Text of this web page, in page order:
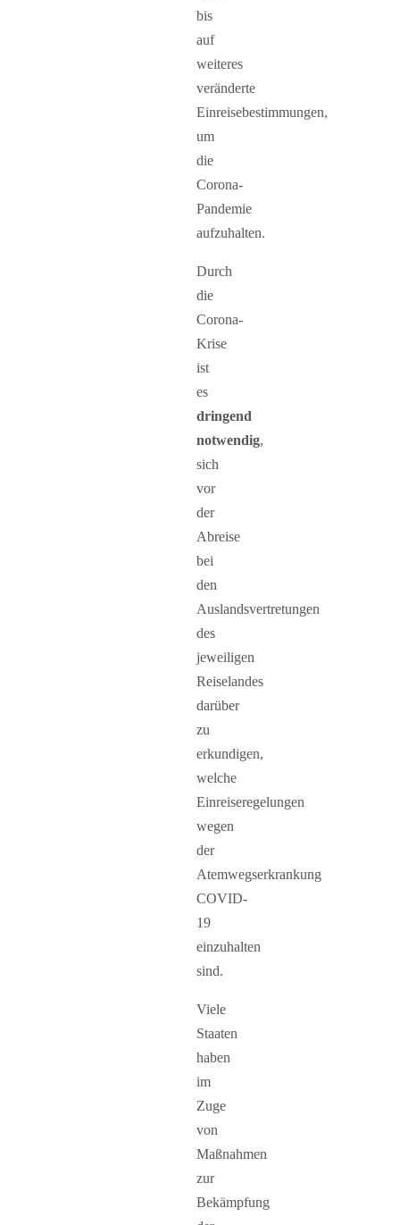
bis
auf
weiteres
veränderte
Einreisebestimmungen,
um
die
Corona-
Pandemie
aufzuhalten.
Durch
die
Corona-
Krise
ist
es
dringend
notwendig,
sich
vor
der
Abreise
bei
den
Auslandsvertretungen
des
jeweiligen
Reiselandes
darüber
zu
erkundigen,
welche
Einreiseregelungen
wegen
der
Atemwegserkrankung
COVID-
19
einzuhalten
sind.
Viele
Staaten
haben
im
Zuge
von
Maßnahmen
zur
Bekämpfung